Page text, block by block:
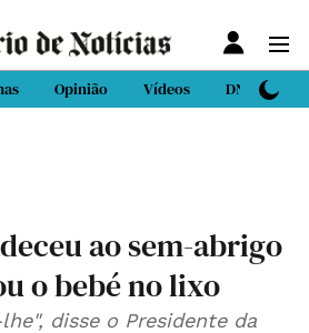
Opinião Vídeos DN Sport
ao sem-abrigo
o bebé no lixo
disse o Presidente da